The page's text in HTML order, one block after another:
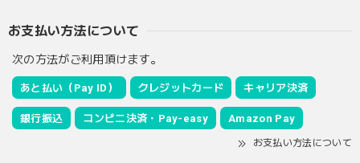
お支払い方法について
次の方法がご利用頂けます。
あと払い（Pay ID） クレジットカード キャリア決済
銀行振込 コンビニ決済・Pay-easy Amazon Pay
お支払い方法について